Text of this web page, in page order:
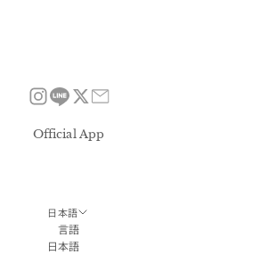
Official App
日本語
言語
日本語